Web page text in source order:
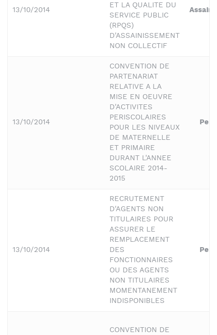
13/10/2014
ET LA QUALITE DU
SERVICE PUBLIC
(RPQS)
D'ASSAINISSEMENT
NON COLLECTIF
13/10/2014
CONVENTION DE
PARTENARIAT
RELATIVE A LA
MISE EN OEUVRE
D'ACTIVITES
PERISCOLAIRES
POUR LES NIVEAUX
DE MATERNELLE
ET PRIMAIRE
DURANT L'ANNEE
SCOLAIRE 2014-
2015
13/10/2014
RECRUTEMENT
D'AGENTS NON
TITULAIRES POUR
ASSURER LE
REMPLACEMENT
DES
FONCTIONNAIRES
OU DES AGENTS
NON TITULAIRES
MOMENTANEMENT
INDISPONIBLES
CONVENTION DE